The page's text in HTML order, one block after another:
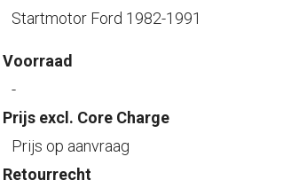
Startmotor Ford 1982-1991
Voorraad
-
Prijs excl. Core Charge
Prijs op aanvraag
Retourrecht